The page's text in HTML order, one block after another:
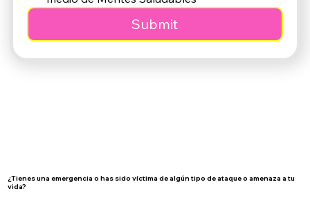
Submit
¿Tienes una emergencia o has sido víctima de algún tipo de ataque o amenaza a tu
vida?